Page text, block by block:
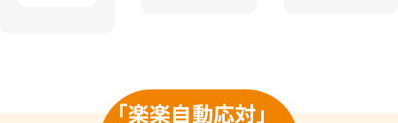
「楽楽自動応対」